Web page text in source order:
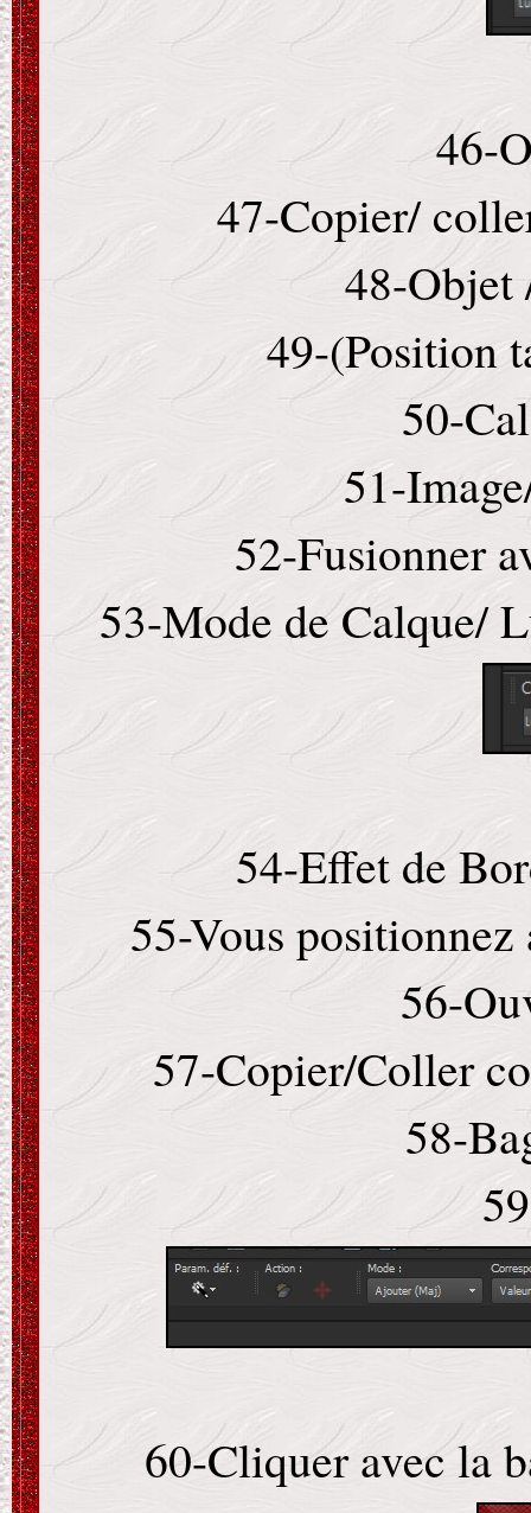
46-
47-Copier/
48-Objet
49-(Position
50-
51-
52-Fusionner
53-Mode de Calque/
54-Effet de
55-Vous
56-
57-Copier/Coller
58-
60-Cliquer avec la